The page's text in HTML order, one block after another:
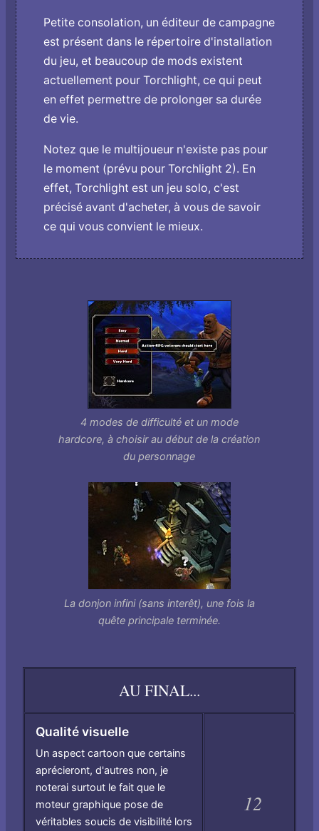
Petite consolation, un éditeur de campagne
est présent dans le répertoire d'installation
du jeu, et beaucoup de mods existent
actuellement pour Torchlight, ce qui peut
en effet permettre de prolonger sa durée
de vie.
Notez que le multijoueur n'existe pas pour
le moment (prévu pour Torchlight 2). En
effet, Torchlight est un jeu solo, c'est
précisé avant d'acheter, à vous de savoir
ce qui vous convient le mieux.
4 modes de difficulté et un mode
hardcore, à choisir au début de la création
du personnage
La donjon infini (sans interêt), une fois la
quête principale terminée.
AU FINAL...
Qualité visuelle
Un aspect cartoon que certains
aprécieront, d'autres non, je
noterai surtout le fait que le
moteur graphique pose de
véritables soucis de visibilité lors
12